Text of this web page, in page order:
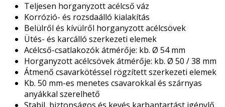
Teljesen horganyzott acélcső váz
Korrózió- és rozsdaálló kialakítás
Belülről és kívülről horganyzott acélcsövek
Ütés- és karcálló szerkezeti elemek
Acélcső-csatlakozók átmérője: kb. Ø 54 mm
Horganyzott acélcsövek átmérője: kb. Ø 50 / 38 mm
Átmenő csavarkötéssel rögzített szerkezeti elemek
Kb. 50 mm-es menetes csavarokkal és szárnyas
anyákkal szerelhető